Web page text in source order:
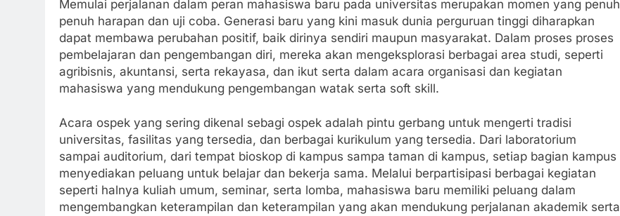
Memulai perjalanan dalam peran mahasiswa baru pada universitas merupakan momen yang penuh
penuh harapan dan uji coba. Generasi baru yang kini masuk dunia perguruan tinggi diharapkan
dapat membawa perubahan positif, baik dirinya sendiri maupun masyarakat. Dalam proses proses
pembelajaran dan pengembangan diri, mereka akan mengeksplorasi berbagai area studi, seperti
agribisnis, akuntansi, serta rekayasa, dan ikut serta dalam acara organisasi dan kegiatan
mahasiswa yang mendukung pengembangan watak serta soft skill.
Acara ospek yang sering dikenal sebagi ospek adalah pintu gerbang untuk mengerti tradisi
universitas, fasilitas yang tersedia, dan berbagai kurikulum yang tersedia. Dari laboratorium
sampai auditorium, dari tempat bioskop di kampus sampa taman di kampus, setiap bagian kampus
menyediakan peluang untuk belajar dan bekerja sama. Melalui berpartisipasi berbagai kegiatan
seperti halnya kuliah umum, seminar, serta lomba, mahasiswa baru memiliki peluang dalam
mengembangkan keterampilan dan keterampilan yang akan mendukung perjalanan akademik serta